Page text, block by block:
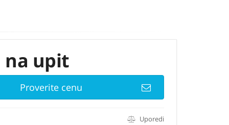
na upit
Proverite cenu
Uporedi